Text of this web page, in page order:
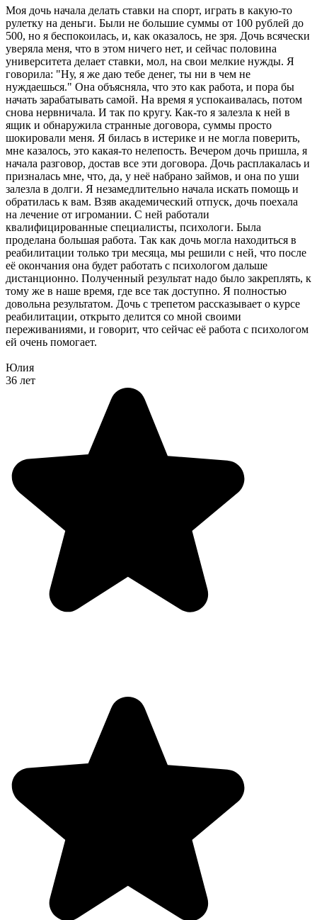
Моя дочь начала делать ставки на спорт, играть в какую-то
рулетку на деньги. Были не большие суммы от 100 рублей до
500, но я беспокоилась, и, как оказалось, не зря. Дочь всячески
уверяла меня, что в этом ничего нет, и сейчас половина
университета делает ставки, мол, на свои мелкие нужды. Я
говорила: "Ну, я же даю тебе денег, ты ни в чем не
нуждаешься." Она объясняла, что это как работа, и пора бы
начать зарабатывать самой. На время я успокаивалась, потом
снова нервничала. И так по кругу. Как-то я залезла к ней в
ящик и обнаружила странные договора, суммы просто
шокировали меня. Я билась в истерике и не могла поверить,
мне казалось, это какая-то нелепость. Вечером дочь пришла, я
начала разговор, достав все эти договора. Дочь расплакалась и
призналась мне, что, да, у неё набрано займов, и она по уши
залезла в долги. Я незамедлительно начала искать помощь и
обратилась к вам. Взяв академический отпуск, дочь поехала
на лечение от игромании. С ней работали
квалифицированные специалисты, психологи. Была
проделана большая работа. Так как дочь могла находиться в
реабилитации только три месяца, мы решили с ней, что после
её окончания она будет работать с психологом дальше
дистанционно. Полученный результат надо было закреплять, к
тому же в наше время, где все так доступно. Я полностью
довольна результатом. Дочь с трепетом рассказывает о курсе
реабилитации, открыто делится со мной своими
переживаниями, и говорит, что сейчас её работа с психологом
ей очень помогает.
Юлия
36 лет